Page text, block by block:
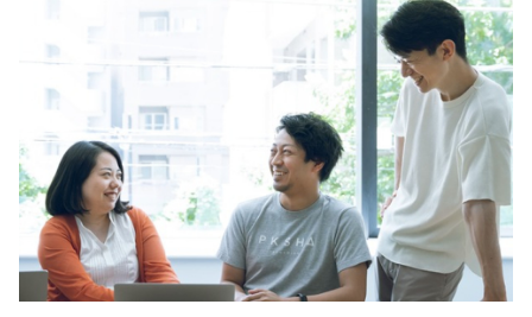
イベント・セミナー
就活成功ガイド
リファレンス
プラン
個人向けプラン
法人向けプラン
再チャレンジ結果一覧
Tech Team Journal
paiza times
note